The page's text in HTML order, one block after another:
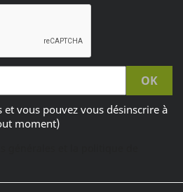
vous pouvez vous désinscrire à
moment)